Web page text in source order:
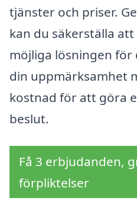
tjänster och priser.
kan du säkerställa
möjliga lösningen för
din uppmärksamhet
kostnad för att göra
beslut.
Få 3 erbjudanden,
förpliktelser